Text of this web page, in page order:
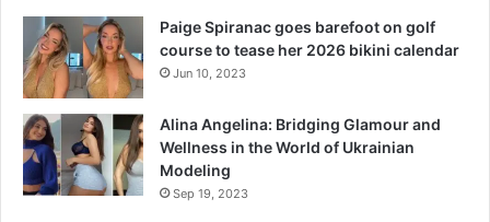
Paige Spiranac goes barefoot on golf
course to tease her 2026 bikini calendar
Jun 10, 2023
Alina Angelina: Bridging Glamour and
Wellness in the World of Ukrainian
Modeling
Sep 19, 2023